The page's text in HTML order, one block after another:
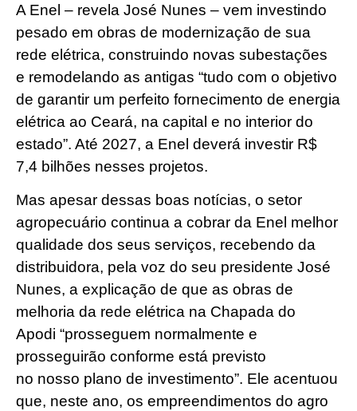
A Enel – revela José Nunes – vem investindo
pesado em obras de modernização de sua
rede elétrica, construindo novas subestações
e remodelando as antigas “tudo com o objetivo
de garantir um perfeito fornecimento de energia
elétrica ao Ceará, na capital e no interior do
estado”. Até 2027, a Enel deverá investir R$
7,4 bilhões nesses projetos.
Mas apesar dessas boas notícias, o setor
agropecuário continua a cobrar da Enel melhor
qualidade dos seus serviços, recebendo da
distribuidora, pela voz do seu presidente José
Nunes, a explicação de que as obras de
melhoria da rede elétrica na Chapada do
Apodi “prosseguem normalmente e
prosseguirão conforme está previsto
no nosso plano de investimento”. Ele acentuou
que, neste ano, os empreendimentos do agro